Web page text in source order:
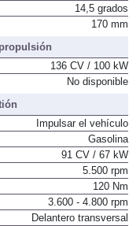
14,5 grados
170 mm
136 CV / 100 kW
No disponible
Impulsar el vehículo
Gasolina
91 CV / 67 kW
5.500 rpm
120 Nm
3.600 - 4.800 rpm
Delantero transversal